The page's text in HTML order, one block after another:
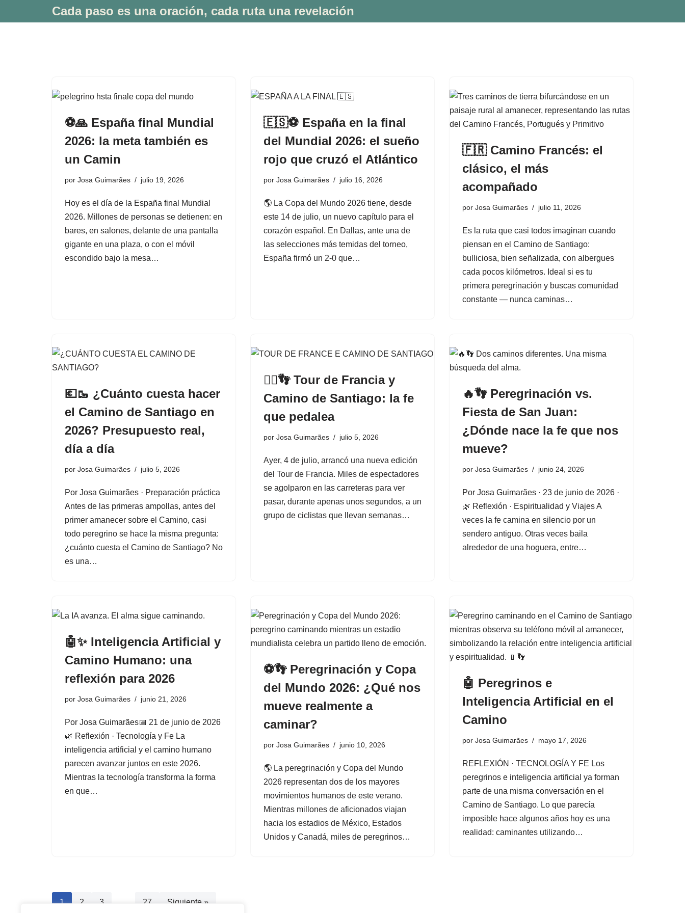
Cada paso es una oración, cada ruta una revelación
⚽🙏 España final Mundial
2026: la meta también es
un Camin
por Josa Guimarães julio 19, 2026
Hoy es el día de la España final Mundial
2026. Millones de personas se detienen: en
bares, en salones, delante de una pantalla
gigante en una plaza, o con el móvil
escondido bajo la mesa…
🇪🇸⚽ España en la final
del Mundial 2026: el sueño
rojo que cruzó el Atlántico
por Josa Guimarães julio 16, 2026
🌎 La Copa del Mundo 2026 tiene, desde
este 14 de julio, un nuevo capítulo para el
corazón español. En Dallas, ante una de
las selecciones más temidas del torneo,
España firmó un 2-0 que…
🇫🇷 Camino Francés: el
clásico, el más
acompañado
por Josa Guimarães julio 11, 2026
Es la ruta que casi todos imaginan cuando
piensan en el Camino de Santiago:
bulliciosa, bien señalizada, con albergues
cada pocos kilómetros. Ideal si es tu
primera peregrinación y buscas comunidad
constante — nunca caminas…
💶🥾 ¿Cuánto cuesta hacer
el Camino de Santiago en
2026? Presupuesto real,
día a día
por Josa Guimarães julio 5, 2026
Por Josa Guimarães · Preparación práctica
Antes de las primeras ampollas, antes del
primer amanecer sobre el Camino, casi
todo peregrino se hace la misma pregunta:
¿cuánto cuesta el Camino de Santiago? No
es una…
🚴‍♂️👣 Tour de Francia y
Camino de Santiago: la fe
que pedalea
por Josa Guimarães julio 5, 2026
Ayer, 4 de julio, arrancó una nueva edición
del Tour de Francia. Miles de espectadores
se agolparon en las carreteras para ver
pasar, durante apenas unos segundos, a un
grupo de ciclistas que llevan semanas…
🔥👣 Peregrinación vs.
Fiesta de San Juan:
¿Dónde nace la fe que nos
mueve?
por Josa Guimarães junio 24, 2026
Por Josa Guimarães · 23 de junio de 2026 ·
🌿 Reflexión · Espiritualidad y Viajes A
veces la fe camina en silencio por un
sendero antiguo. Otras veces baila
alrededor de una hoguera, entre…
🤖✨ Inteligencia Artificial y
Camino Humano: una
reflexión para 2026
por Josa Guimarães junio 21, 2026
Por Josa Guimarães📅 21 de junio de 2026
🌿 Reflexión · Tecnología y Fe La
inteligencia artificial y el camino humano
parecen avanzar juntos en este 2026.
Mientras la tecnología transforma la forma
en que…
⚽👣 Peregrinación y Copa
del Mundo 2026: ¿Qué nos
mueve realmente a
caminar?
por Josa Guimarães junio 10, 2026
🌎 La peregrinación y Copa del Mundo
2026 representan dos de los mayores
movimientos humanos de este verano.
Mientras millones de aficionados viajan
hacia los estadios de México, Estados
Unidos y Canadá, miles de peregrinos…
🤖 Peregrinos e
Inteligencia Artificial en el
Camino
por Josa Guimarães mayo 17, 2026
REFLEXIÓN · TECNOLOGÍA Y FE Los
peregrinos e inteligencia artificial ya forman
parte de una misma conversación en el
Camino de Santiago. Lo que parecía
imposible hace algunos años hoy es una
realidad: caminantes utilizando…
1 2 3 27 Siguiente »